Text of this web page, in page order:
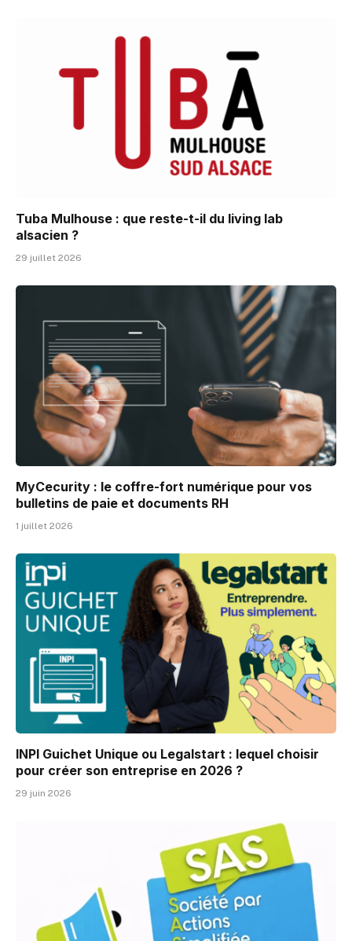
Tuba Mulhouse : que reste-t-il du living lab
alsacien ?
29 juillet 2026
MyCecurity : le coffre-fort numérique pour vos
bulletins de paie et documents RH
1 juillet 2026
INPI Guichet Unique ou Legalstart : lequel choisir
pour créer son entreprise en 2026 ?
29 juin 2026